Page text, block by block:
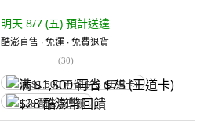
明天 8/7 (五) 預計送達
酷澎直售 ∙ 免運 ∙ 免費退貨
(30)
满 $1,500 再省 $75 (王道卡)
$28 酷澎幣回饋